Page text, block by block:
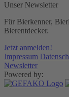
Unser Newsletter
Für Bierkenner,
Bierentdecker.
Jetzt anmelden!
Impressum
Newsletter
Powered by: